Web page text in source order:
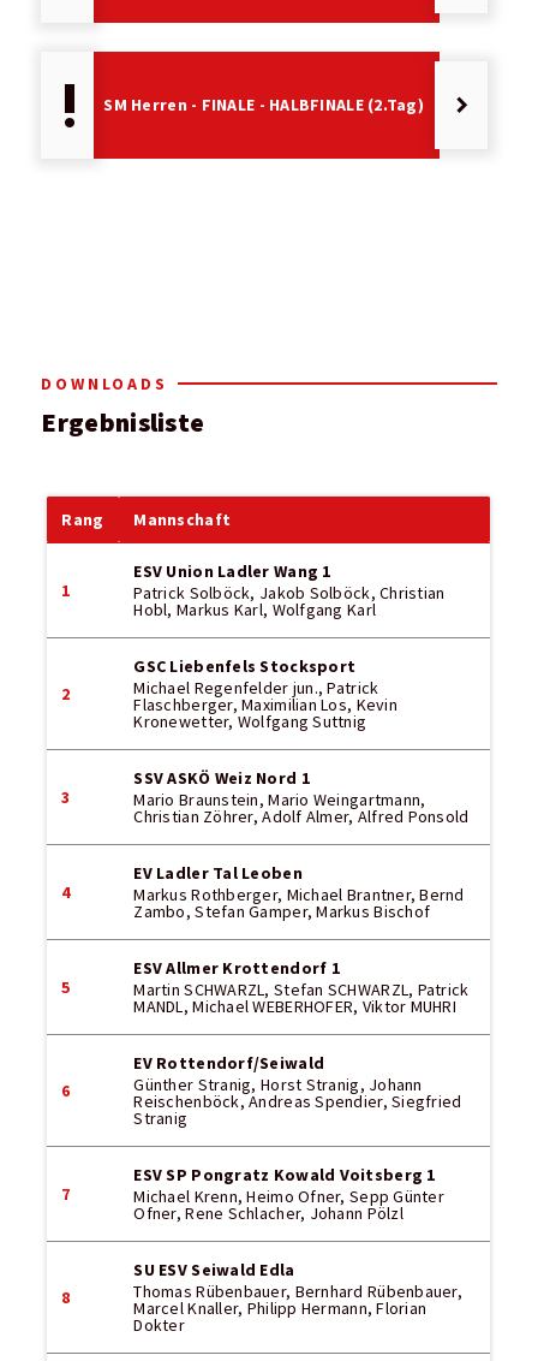
priority_high SM Herren - FINALE - HALBFINALE (2.Tag) keyboard_arrow_right
DOWNLOADS
Ergebnisliste
Rang Mannschaft
1
ESV Union Ladler Wang 1
Patrick Solböck, Jakob Solböck, Christian
Hobl, Markus Karl, Wolfgang Karl
2
GSC Liebenfels Stocksport
Michael Regenfelder jun., Patrick
Flaschberger, Maximilian Los, Kevin
Kronewetter, Wolfgang Suttnig
3
SSV ASKÖ Weiz Nord 1
Mario Braunstein, Mario Weingartmann,
Christian Zöhrer, Adolf Almer, Alfred Ponsold
4
EV Ladler Tal Leoben
Markus Rothberger, Michael Brantner, Bernd
Zambo, Stefan Gamper, Markus Bischof
5
ESV Allmer Krottendorf 1
Martin SCHWARZL, Stefan SCHWARZL, Patrick
MANDL, Michael WEBERHOFER, Viktor MUHRI
6
EV Rottendorf/Seiwald
Günther Stranig, Horst Stranig, Johann
Reischenböck, Andreas Spendier, Siegfried
Stranig
7
ESV SP Pongratz Kowald Voitsberg 1
Michael Krenn, Heimo Ofner, Sepp Günter
Ofner, Rene Schlacher, Johann Pölzl
8
SU ESV Seiwald Edla
Thomas Rübenbauer, Bernhard Rübenbauer,
Marcel Knaller, Philipp Hermann, Florian
Dokter